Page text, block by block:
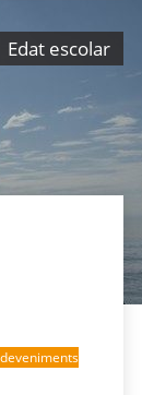
Edat escolar